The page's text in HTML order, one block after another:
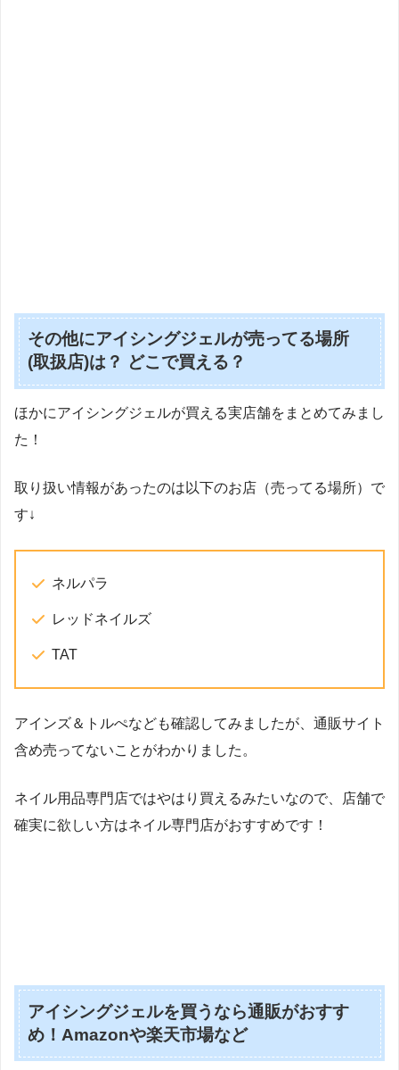
その他にアイシングジェルが売ってる場所
(取扱店)は？ どこで買える？
ほかにアイシングジェルが買える実店舗をまとめてみまし
た！
取り扱い情報があったのは以下のお店（売ってる場所）で
す↓
ネルパラ
レッドネイルズ
TAT
アインズ＆トルぺなども確認してみましたが、通販サイト
含め売ってないことがわかりました。
ネイル用品専門店ではやはり買えるみたいなので、店舗で
確実に欲しい方はネイル専門店がおすすめです！
アイシングジェルを買うなら通販がおすす
め！Amazonや楽天市場など